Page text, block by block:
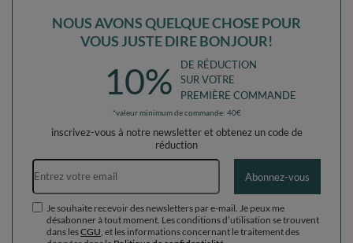
VOUS
KiddyMoon Balles Colorées Plastique
∅7cm pour Piscine Enfant Bébé
Fabriqué en EU, perle/rose
KiddyMoon Balles Colorées Plastique
∅7cm pour Piscine Enfant Bébé
Fabriqué en EU, perle/rose